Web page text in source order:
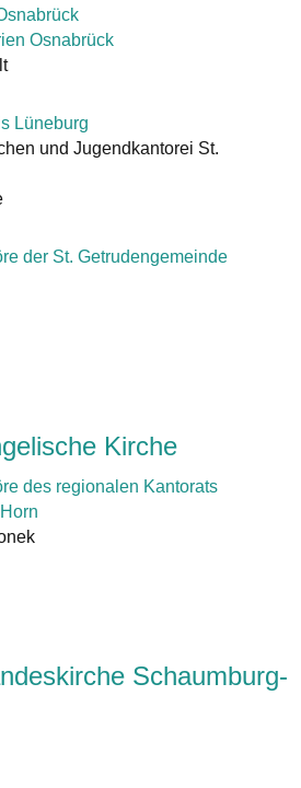
Osnabrück
Lüneburg
und Jugendkantorei St.
der St. Getrudengemeinde
Kirche
des regionalen Kantorats
Schaumburg-